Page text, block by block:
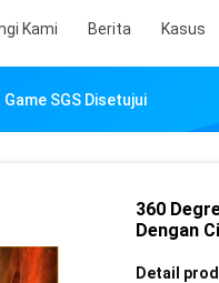
Kami Berita Kasus
SGS Disetujui
360
Dengan
Detail